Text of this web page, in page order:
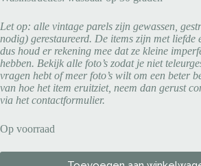
Let op: alle vintage parels zijn gewassen,
nodig) gerestaureerd. De items zijn met liefde
dus houd er rekening mee dat ze kleine
hebben. Bekijk alle foto’s zodat je niet
vragen hebt of meer foto’s wilt om een beter
van hoe het item eruitziet, neem dan gerust
via het contactformulier.
Op voorraad